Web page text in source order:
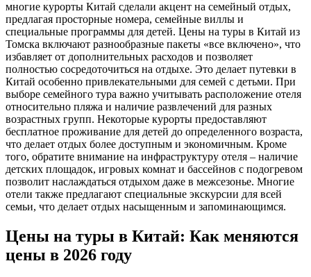
многие курорты Китай сделали акцент на семейный отдых,
предлагая просторные номера, семейные виллы и
специальные программы для детей. Цены на туры в Китай из
Томска включают разнообразные пакеты «все включено», что
избавляет от дополнительных расходов и позволяет
полностью сосредоточиться на отдыхе. Это делает путевки в
Китай особенно привлекательными для семей с детьми. При
выборе семейного тура важно учитывать расположение отеля
относительно пляжа и наличие развлечений для разных
возрастных групп. Некоторые курорты предоставляют
бесплатное проживание для детей до определенного возраста,
что делает отдых более доступным и экономичным. Кроме
того, обратите внимание на инфраструктуру отеля – наличие
детских площадок, игровых комнат и бассейнов с подогревом
позволит наслаждаться отдыхом даже в межсезонье. Многие
отели также предлагают специальные экскурсии для всей
семьи, что делает отдых насыщенным и запоминающимся.
Цены на туры в Китай: Как меняются
цены в 2026 году